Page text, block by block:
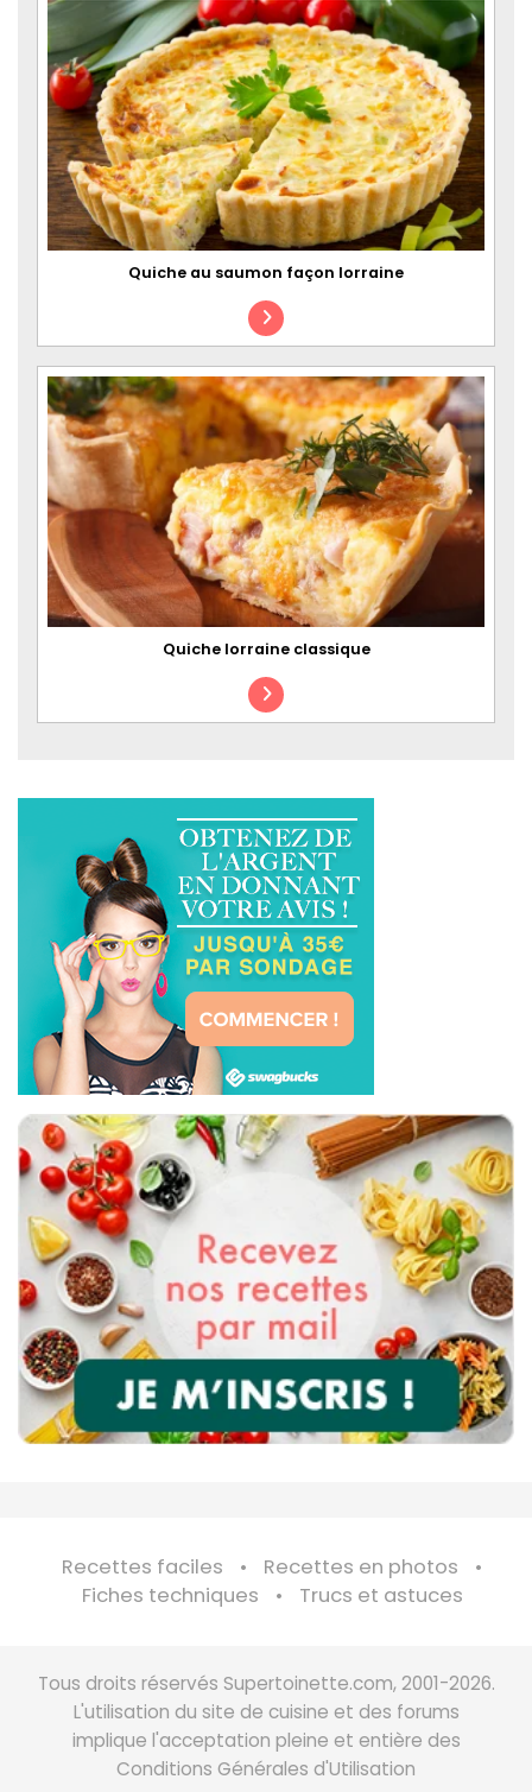
Quiche au saumon façon lorraine
Quiche lorraine classique
Recettes faciles
Recettes en photos
Fiches techniques
Trucs et astuces
Tous droits réservés Supertoinette.com, 2001-2026.
L'utilisation du site de cuisine et des forums
implique l'acceptation pleine et entière des
Conditions Générales d'Utilisation